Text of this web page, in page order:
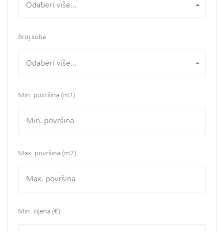
Odaberi više...
Broj soba
Odaberi više...
Min. površina (m2)
Max. površina (m2)
Min. cijena (€)